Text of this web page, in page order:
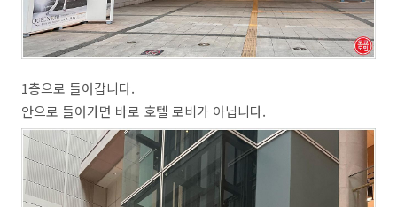
1층으로 들어갑니다.
안으로 들어가면 바로 호텔 로비가 아닙니다.